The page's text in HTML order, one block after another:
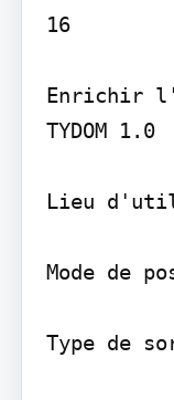
16
Enrichir
TYDOM 1.0
Lieu
Mode de
Type de